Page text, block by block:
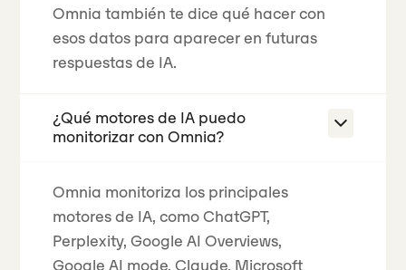
Omnia también te dice qué hacer con
esos datos para aparecer en futuras
respuestas de IA.
¿Qué motores de IA puedo
monitorizar con Omnia?
Omnia monitoriza los principales
motores de IA, como ChatGPT,
Perplexity, Google AI Overviews,
Google AI mode, Claude, Microsoft